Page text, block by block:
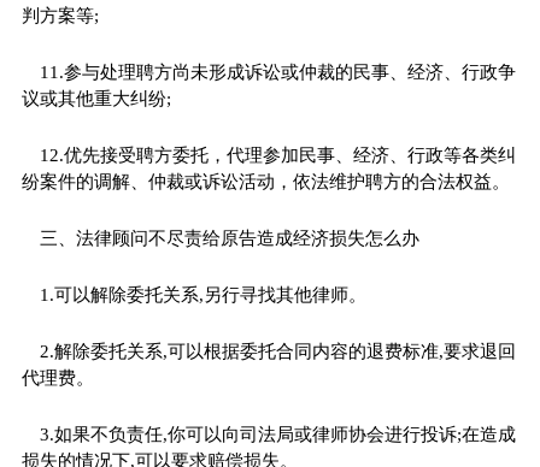
判方案等;
11.参与处理聘方尚未形成诉讼或仲裁的民事、经济、行政争
议或其他重大纠纷;
12.优先接受聘方委托，代理参加民事、经济、行政等各类纠
纷案件的调解、仲裁或诉讼活动，依法维护聘方的合法权益。
三、法律顾问不尽责给原告造成经济损失怎么办
1.可以解除委托关系,另行寻找其他律师。
2.解除委托关系,可以根据委托合同内容的退费标准,要求退回
代理费。
3.如果不负责任,你可以向司法局或律师协会进行投诉;在造成
损失的情况下,可以要求赔偿损失。